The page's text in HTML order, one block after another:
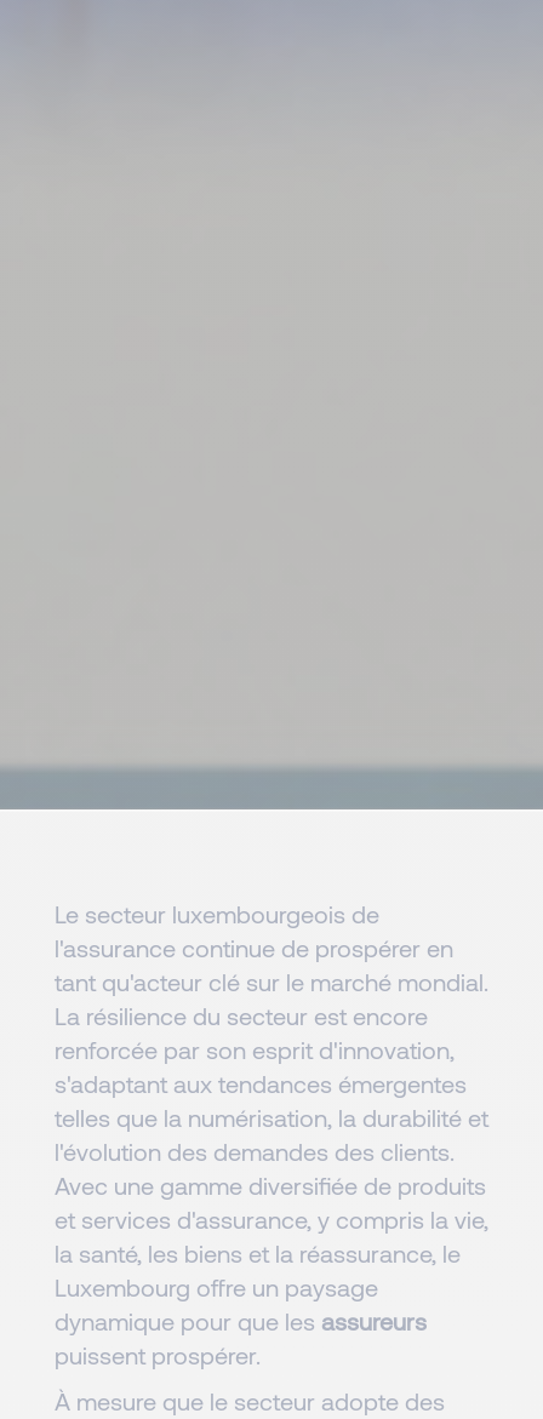
Le secteur luxembourgeois de
l'assurance continue de prospérer en
tant qu'acteur clé sur le marché mondial.
La résilience du secteur est encore
renforcée par son esprit d'innovation,
s'adaptant aux tendances émergentes
telles que la numérisation, la durabilité et
l'évolution des demandes des clients.
Avec une gamme diversifiée de produits
et services d'assurance, y compris la vie,
la santé, les biens et la réassurance, le
Luxembourg offre un paysage
dynamique pour que les assureurs
puissent prospérer.
À mesure que le secteur adopte des